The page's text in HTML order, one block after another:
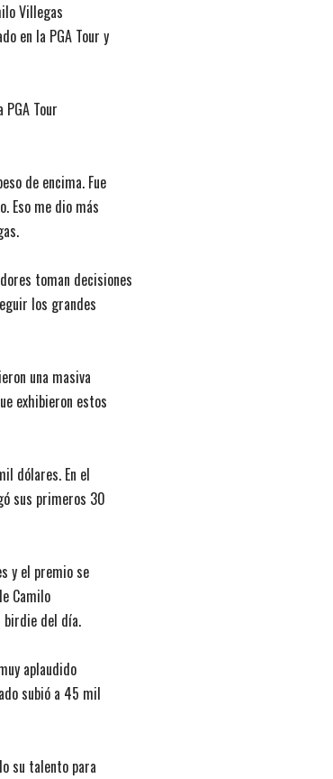
Villegas
en la PGA Tour y
Tour
de encima. Fue
Eso me dio más
toman decisiones
los grandes
una masiva
exhibieron estos
dólares. En el
sus primeros 30
y el premio se
Camilo
birdie del día.
aplaudido
subió a 45 mil
su talento para